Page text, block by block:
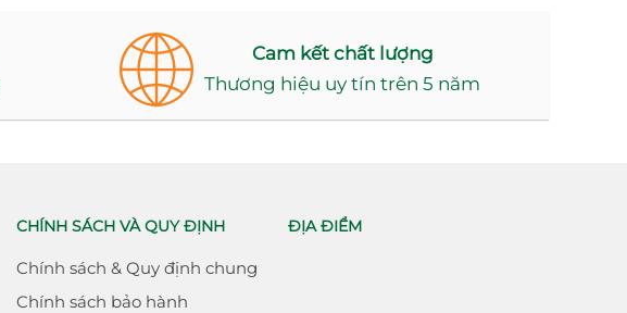
Cam kết chất lượng
Thương hiệu uy tín trên 5 năm
CHÍNH SÁCH VÀ QUY ĐỊNH
Chính sách & Quy định chung
Chính sách bảo hành
ĐỊA ĐIỂM